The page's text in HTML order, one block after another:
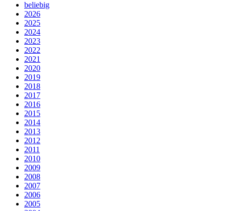
beliebig
2026
2025
2024
2023
2022
2021
2020
2019
2018
2017
2016
2015
2014
2013
2012
2011
2010
2009
2008
2007
2006
2005